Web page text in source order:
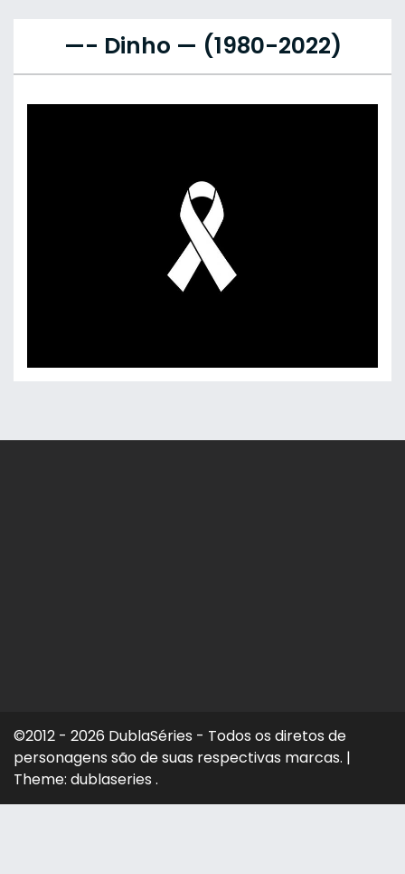
—- Dinho — (1980-2022)
©2012 - 2026 DublaSéries - Todos os diretos de
personagens são de suas respectivas marcas. |
Theme: dublaseries .